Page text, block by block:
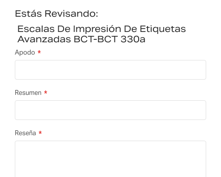
Estás Revisando:
Escalas De Impresión De Etiquetas
Avanzadas BCT-BCT 330a
Apodo
Resumen
Reseña